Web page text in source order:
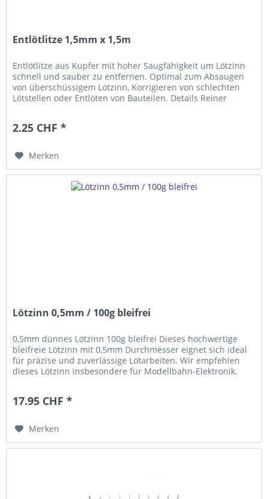
Entlötlitze 1,5mm x 1,5m
Entlötlitze aus Kupfer mit hoher Saugfähigkeit um Lötzinn
schnell und sauber zu entfernen. Optimal zum Absaugen
von überschüssigem Lötzinn, Korrigieren von schlechten
Lötstellen oder Entlöten von Bauteilen. Details Reiner
2.25 CHF *
Merken
Lötzinn 0,5mm / 100g bleifrei
0,5mm dünnes Lötzinn 100g bleifrei Dieses hochwertige
bleifreie Lötzinn mit 0,5mm Durchmesser eignet sich ideal
für präzise und zuverlässige Lötarbeiten. Wir empfehlen
dieses Lötzinn insbesondere für Modellbahn-Elektronik,
17.95 CHF *
Merken